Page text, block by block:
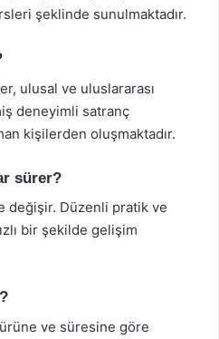
şeklinde sunulmaktadır.
ulusal ve uluslararası
deneyimli satranç
kişilerden oluşmaktadır.
sürer?
değişir. Düzenli pratik ve
bir şekilde gelişim
ve süresine göre